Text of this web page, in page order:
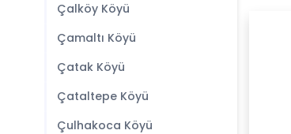
Çalköy Köyü
Çamaltı Köyü
Çatak Köyü
Çataltepe Köyü
Çulhakoca Köyü